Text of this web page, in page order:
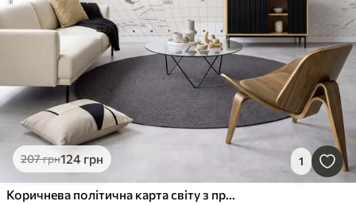
207грн124 грн 1
Коричнева політична карта світу з прапорами на українській мові